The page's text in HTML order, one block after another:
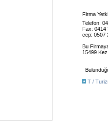
Firma
Telefon:
Fax: 0414
cep: 0507
Bu
15499 Kez
T /